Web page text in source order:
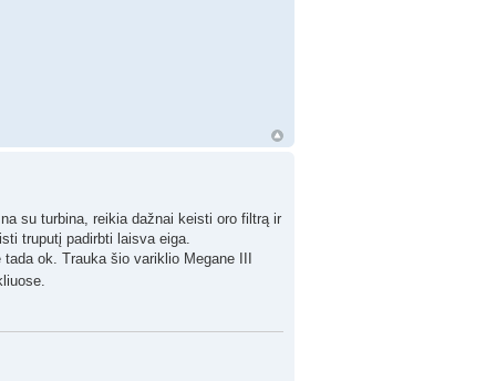
su turbina, reikia dažnai keisti oro filtrą ir
truputį padirbti laisva eiga.
ok. Trauka šio variklio Megane III